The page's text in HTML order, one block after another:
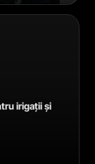
irigații și